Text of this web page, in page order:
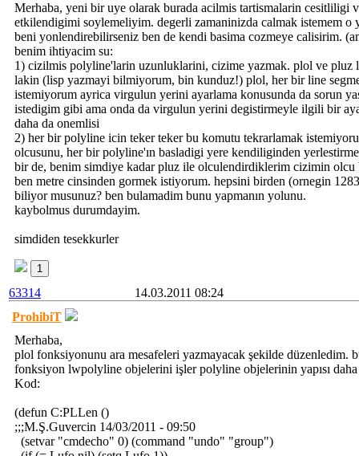
Merhaba, yeni bir uye olarak burada acilmis tartismalarin cesitliligi
etkilendigimi soylemeliyim. degerli zamaninizda calmak istemem
beni yonlendirebilirseniz ben de kendi basima cozmeye calisirim.
benim ihtiyacim su:
1) cizilmis polyline'larin uzunluklarini, cizime yazmak. plol ve pluz
lakin (lisp yazmayi bilmiyorum, bin kunduz!) plol, her bir line
istemiyorum ayrica virgulun yerini ayarlama konusunda da sorun
istedigim gibi ama onda da virgulun yerini degistirmeyle ilgili bir
daha da onemlisi
2) her bir polyline icin teker teker bu komutu tekrarlamak
olcusunu, her bir polyline'ın basladigi yere kendiliginden
bir de, benim simdiye kadar pluz ile olculendirdiklerim cizimin
ben metre cinsinden gormek istiyorum. hepsini birden (ornegin
biliyor musunuz? ben bulamadim bunu yapmanın yolunu.
kaybolmus durumdayim.
simdiden tesekkurler
1
63314
14.03.2011 08:24
ProhibiT
Merhaba,
plol fonksiyonunu ara mesafeleri yazmayacak şekilde düzenledim.
fonksiyon lwpolyline objelerini işler polyline objelerinin yapısı daha
Kod:
(defun C:PLLen ()
;;;M.Ş.Guvercin 14/03/2011 - 09:50
(setvar "cmdecho" 0) (command "undo" "group")